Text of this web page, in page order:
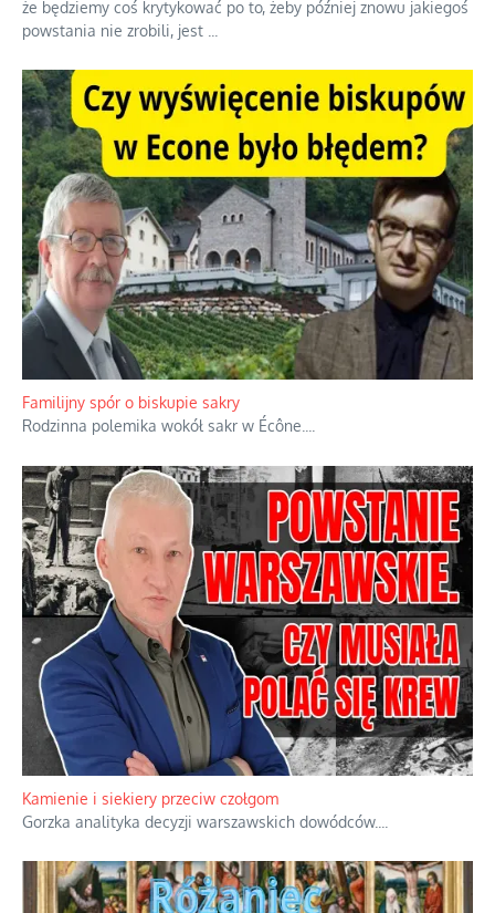
że będziemy coś krytykować po to, żeby później znowu jakiegoś
powstania nie zrobili, jest
Familijny spór o biskupie sakry
Rodzinna polemika wokół sakr w Écône.
Kamienie i siekiery przeciw czołgom
Gorzka analityka decyzji warszawskich dowódców.